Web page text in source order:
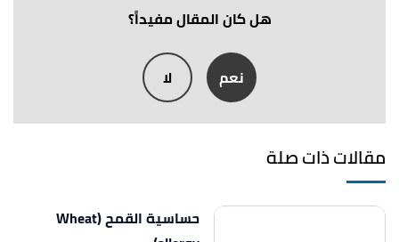
Nicole Spiridakis (14/11/2019),"List of Foods
Retrieved 24/10/2021. Edited.
Natalie Silver (18/9/2019)،
Strawberry Allergy?"،healthline
، اطّلع عليه بتاريخ
24/10/2021. Edited.
أ
people be allergic to strawberries?"
هل كان المقال مفيداً؟
نعم لا
مقالات ذات صلة
حساسية القمح (Wheat